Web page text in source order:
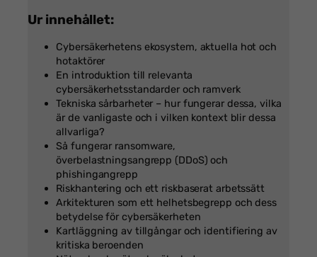
Ur innehållet:
Cybersäkerhetens ekosystem, aktuella hot och
hotaktörer
En introduktion till relevanta
cybersäkerhetsstandarder och ramverk
Tekniska sårbarheter – hur fungerar dessa, vilka
är de vanligaste och i vilken kontext blir dessa
allvarliga?
Så fungerar ransomware,
överbelastningsangrepp (DDoS) och
phishingangrepp
Riskhantering och ett riskbaserat arbetssätt
Arkitekturen som ett helhetsbegrepp och dess
betydelse för cybersäkerheten
Kartläggning av tillgångar och identifiering av
kritiska beroenden